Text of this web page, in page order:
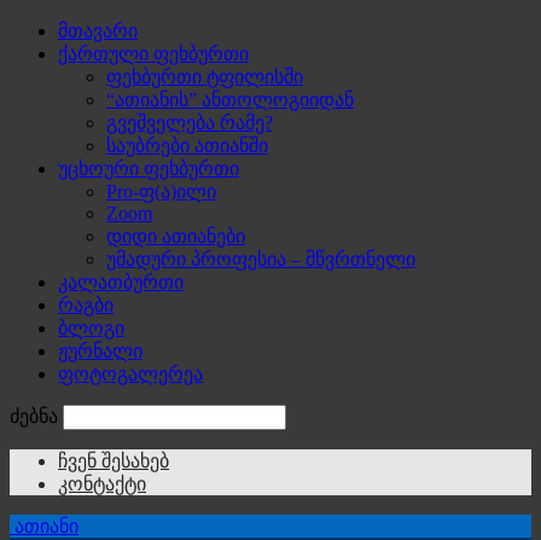
მთავარი
ქართული ფეხბურთი
ფეხბურთი ტფილისში
“ათიანის” ანთოლოგიიდან
გვეშველება რამე?
საუბრები ათიანში
უცხოური ფეხბურთი
Pro-ფ(ა)ილი
Zoom
დიდი ათიანები
უმადური პროფესია – მწვრთნელი
კალათბურთი
რაგბი
ბლოგი
ჟურნალი
ფოტოგალერეა
ძებნა
ჩვენ შესახებ
კონტაქტი
ათიანი